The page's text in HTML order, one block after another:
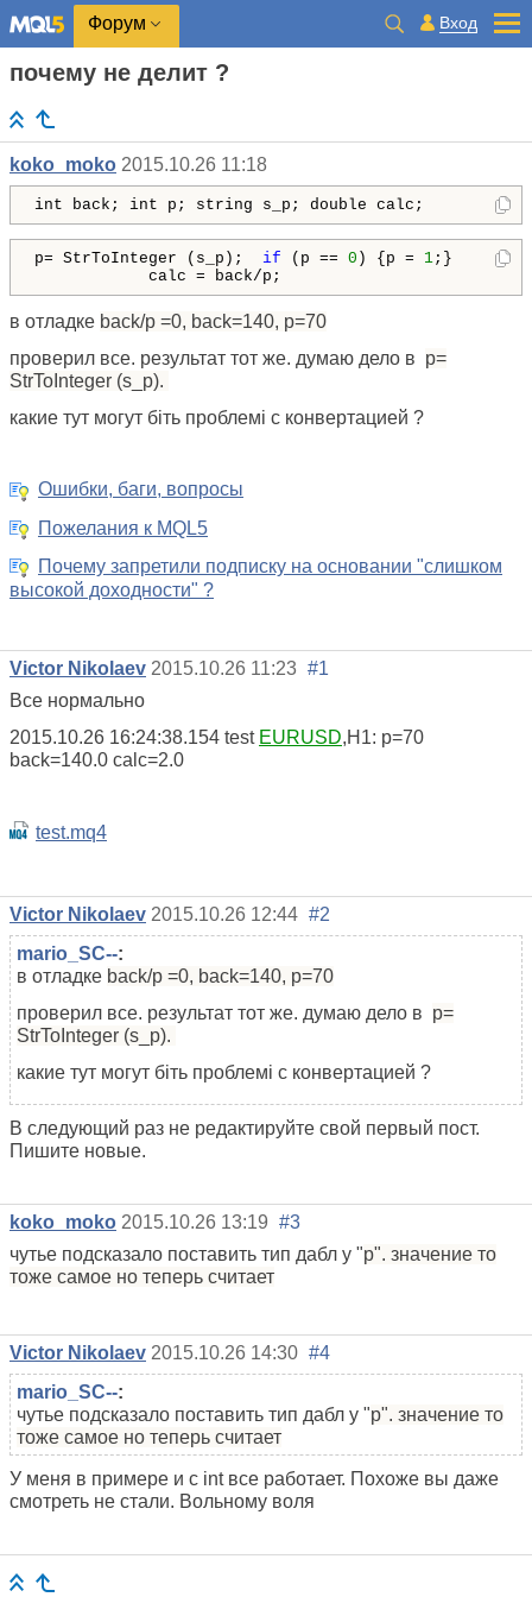
Форум Вход
почему не делит ?
koko_moko 2015.10.26 11:18
int back; int p; string s_p; double calc;
p= StrToInteger (s_p); if (p == 0 ) {p = 1;}
calc = back/p;
в отладке back/p =0, back=140, р=70
проверил все. результат тот же. думаю дело в p=
StrToInteger (s_p).
какие тут могут біть проблемі с конвертацией ?
Ошибки, баги, вопросы
Пожелания к MQL5
Почему запретили подписку на основании "слишком
высокой доходности" ?
Victor Nikolaev 2015.10.26 11:23 #1
Все нормально
2015.10.26 16:24:38.154 test EURUSD,H1: p=70
back=140.0 calc=2.0
test.mq4
Victor Nikolaev 2015.10.26 12:44 #2
mario_SC--:
в отладке back/p =0, back=140, р=70
проверил все. результат тот же. думаю дело в p=
StrToInteger (s_p).
какие тут могут біть проблемі с конвертацией ?
В следующий раз не редактируйте свой первый пост.
Пишите новые.
koko_moko 2015.10.26 13:19 #3
чутье подсказало поставить тип дабл у "p". значение то
тоже самое но теперь считает
Victor Nikolaev 2015.10.26 14:30 #4
mario_SC--:
чутье подсказало поставить тип дабл у "p". значение то
тоже самое но теперь считает
У меня в примере и с int все работает. Похоже вы даже
смотреть не стали. Вольному воля